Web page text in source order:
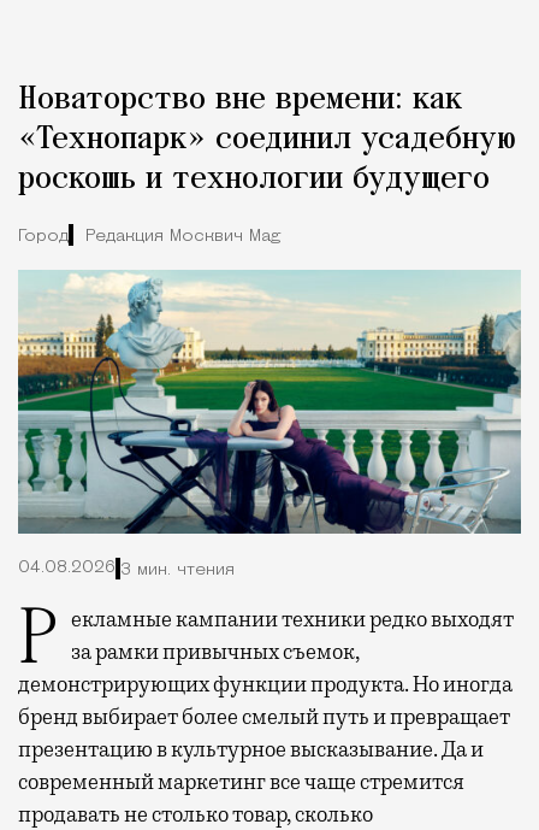
Новаторство вне времени: как
«Технопарк» соединил усадебную
роскошь и технологии будущего
Город Редакция Москвич Mag
04.08.2026 3 мин. чтения
Рекламные кампании техники редко выходят
за рамки привычных съемок,
демонстрирующих функции продукта. Но иногда
бренд выбирает более смелый путь и превращает
презентацию в культурное высказывание. Да и
современный маркетинг все чаще стремится
продавать не столько товар, сколько